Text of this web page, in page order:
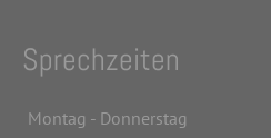
Sprechzeiten
Montag - Donnerstag